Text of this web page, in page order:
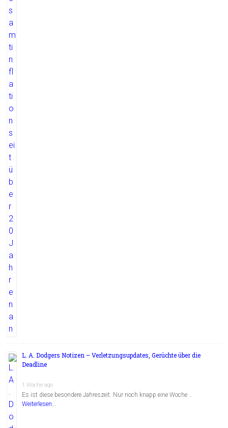
L. A. Dodgers Notizen – Verletzungsupdates, Gerüchte über die
Deadline
1 Woche ago
Es ist diese besondere Jahreszeit. Nur noch knapp eine Woche …
Weiterlesen...